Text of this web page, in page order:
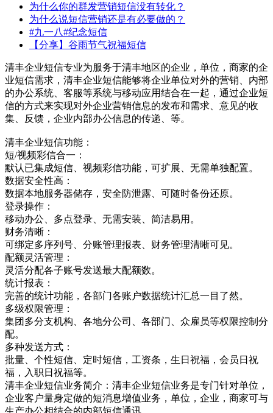
为什么你的群发营销短信没有转化？
为什么说短信营销还是有必要做的？
#九一八#纪念短信
【分享】谷雨节气祝福短信
清丰企业短信专业为服务于清丰地区的企业，单位，商家的企
业短信需求，清丰企业短信能够将企业单位对外的营销、内部
的办公系统、客服等系统与移动应用结合在一起，通过企业短
信的方式来实现对外企业营销信息的发布和需求、意见的收
集、反馈，企业内部办公信息的传递、等。
清丰企业短信功能：
短/视频彩信合一：
默认已集成短信、视频彩信功能，可扩展、无需单独配置。
数据安全性高：
数据本地服务器储存，安全防泄露、可随时备份还原。
登录操作：
移动办公、多点登录、无需安装、简洁易用。
财务清晰：
可绑定多序列号、分账管理报表、财务管理清晰可见。
配额灵活管理：
灵活分配各子账号发送最大配额数。
统计报表：
完善的统计功能，各部门各账户数据统计汇总一目了然。
多级权限管理：
集团多分支机构、各地分公司、各部门、众雇员等权限控制分
配。
多种发送方式：
批量、个性短信、定时短信，工资条，生日祝福，会员日祝
福，入职日祝福等。
清丰企业短信业务简介：清丰企业短信业务是专门针对单位，
企业客户量身定做的短消息增值业务，单位，企业，商家可与
生产办公相结合的内部短信通讯，